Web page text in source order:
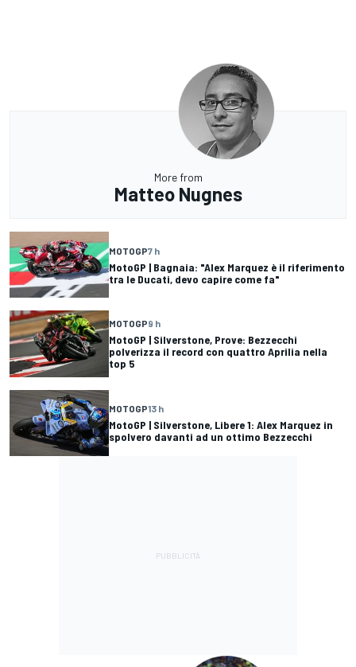
More from
Matteo Nugnes
MOTOGP7 h
MotoGP | Bagnaia: "Alex Marquez è il riferimento
tra le Ducati, devo capire come fa"
MOTOGP9 h
MotoGP | Silverstone, Prove: Bezzecchi
polverizza il record con quattro Aprilia nella
top 5
MOTOGP13 h
MotoGP | Silverstone, Libere 1: Alex Marquez in
spolvero davanti ad un ottimo Bezzecchi